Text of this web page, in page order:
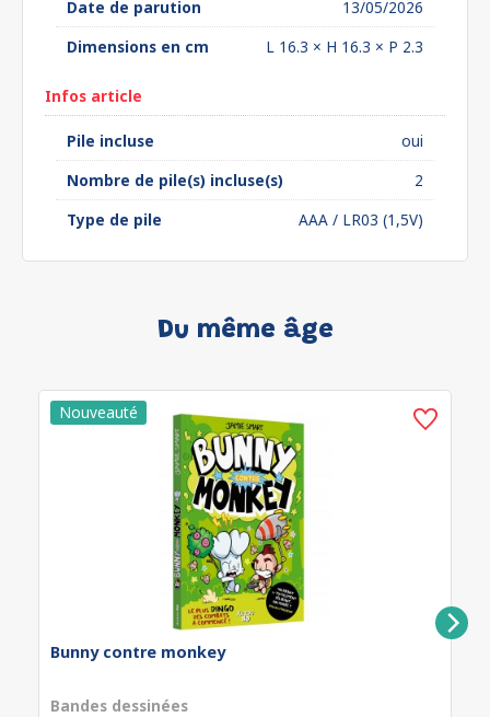
Date de parution
13/05/2026
Dimensions en cm
L 16.3 × H 16.3 × P 2.3
Infos article
Pile incluse
oui
Nombre de pile(s) incluse(s)
2
Type de pile
AAA / LR03 (1,5V)
Du même âge
Bunny contre monkey
Bandes dessinées